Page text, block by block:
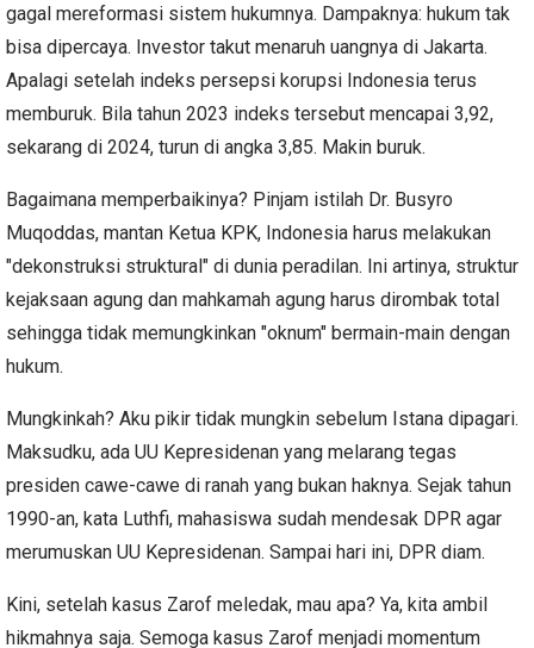
gagal mereformasi sistem hukumnya. Dampaknya: hukum tak
bisa dipercaya. Investor takut menaruh uangnya di Jakarta.
Apalagi setelah indeks persepsi korupsi Indonesia terus
memburuk. Bila tahun 2023 indeks tersebut mencapai 3,92,
sekarang di 2024, turun di angka 3,85. Makin buruk.
Bagaimana memperbaikinya? Pinjam istilah Dr. Busyro
Muqoddas, mantan Ketua KPK, Indonesia harus melakukan
"dekonstruksi struktural" di dunia peradilan. Ini artinya, struktur
kejaksaan agung dan mahkamah agung harus dirombak total
sehingga tidak memungkinkan "oknum" bermain-main dengan
hukum.
Mungkinkah? Aku pikir tidak mungkin sebelum Istana dipagari.
Maksudku, ada UU Kepresidenan yang melarang tegas
presiden cawe-cawe di ranah yang bukan haknya. Sejak tahun
1990-an, kata Luthfi, mahasiswa sudah mendesak DPR agar
merumuskan UU Kepresidenan. Sampai hari ini, DPR diam.
Kini, setelah kasus Zarof meledak, mau apa? Ya, kita ambil
hikmahnya saja. Semoga kasus Zarof menjadi momentum